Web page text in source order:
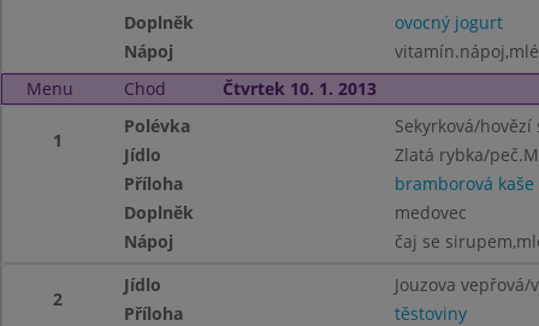
Doplněk
ovocný jogurt
Nápoj
Menu
Chod Čtvrtek 10. 1. 2013
1
Polévka
Sekyrková/
Jídlo
Zlatá rybka/
Příloha
bramborová kaše
Doplněk
medovec
Nápoj
čaj se
2
Jídlo
Jouzova
Příloha
těstoviny